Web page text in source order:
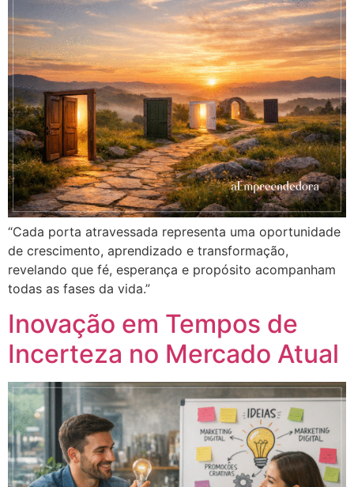
“Cada porta atravessada representa uma oportunidade
de crescimento, aprendizado e transformação,
revelando que fé, esperança e propósito acompanham
todas as fases da vida.”
Inovação em Tempos de
Incerteza no Mercado Atual